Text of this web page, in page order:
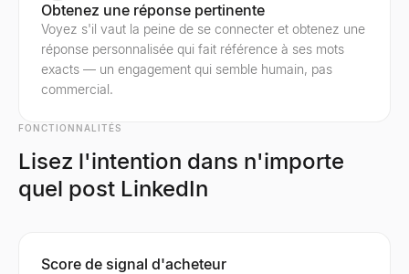
Obtenez une réponse pertinente
Voyez s'il vaut la peine de se connecter et obtenez une
réponse personnalisée qui fait référence à ses mots
exacts — un engagement qui semble humain, pas
commercial.
FONCTIONNALITÉS
Lisez l'intention dans n'importe
quel post LinkedIn
Score de signal d'acheteur